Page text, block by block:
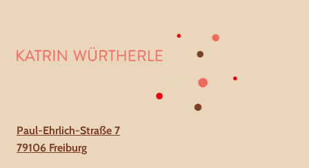
Paul-Ehrlich-Straße 7
79106 Freiburg